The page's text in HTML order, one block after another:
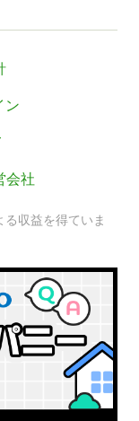
ン
会社
収益を得ていま